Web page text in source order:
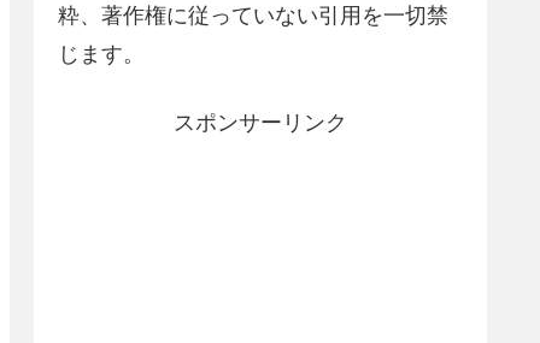
粋、著作権に従っていない引用を一切禁
じます。
スポンサーリンク